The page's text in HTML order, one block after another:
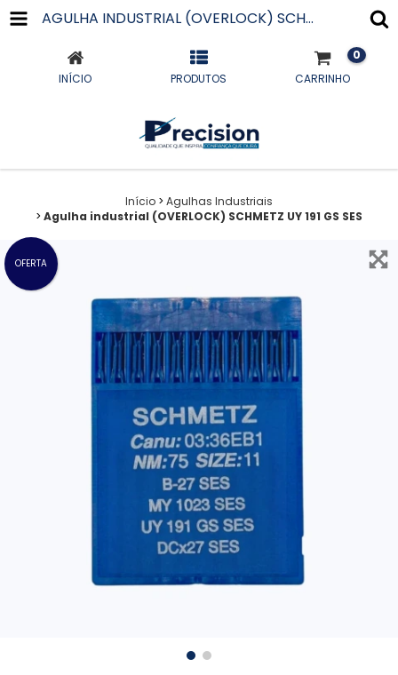
AGULHA INDUSTRIAL (OVERLOCK) SCHMETZ UY 191 GS SES
INÍCIO PRODUTOS CARRINHO
0
Início > Agulhas Industriais
> Agulha industrial (OVERLOCK) SCHMETZ UY 191 GS SES
OFERTA